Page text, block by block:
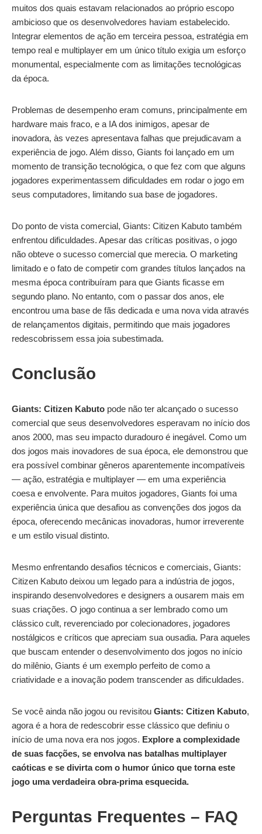
muitos dos quais estavam relacionados ao próprio escopo
ambicioso que os desenvolvedores haviam estabelecido.
Integrar elementos de ação em terceira pessoa, estratégia em
tempo real e multiplayer em um único título exigia um esforço
monumental, especialmente com as limitações tecnológicas
da época.
Problemas de desempenho eram comuns, principalmente em
hardware mais fraco, e a IA dos inimigos, apesar de
inovadora, às vezes apresentava falhas que prejudicavam a
experiência de jogo. Além disso, Giants foi lançado em um
momento de transição tecnológica, o que fez com que alguns
jogadores experimentassem dificuldades em rodar o jogo em
seus computadores, limitando sua base de jogadores.
Do ponto de vista comercial, Giants: Citizen Kabuto também
enfrentou dificuldades. Apesar das críticas positivas, o jogo
não obteve o sucesso comercial que merecia. O marketing
limitado e o fato de competir com grandes títulos lançados na
mesma época contribuíram para que Giants ficasse em
segundo plano. No entanto, com o passar dos anos, ele
encontrou uma base de fãs dedicada e uma nova vida através
de relançamentos digitais, permitindo que mais jogadores
redescobrissem essa joia subestimada.
Conclusão
Giants: Citizen Kabuto pode não ter alcançado o sucesso
comercial que seus desenvolvedores esperavam no início dos
anos 2000, mas seu impacto duradouro é inegável. Como um
dos jogos mais inovadores de sua época, ele demonstrou que
era possível combinar gêneros aparentemente incompatíveis
— ação, estratégia e multiplayer — em uma experiência
coesa e envolvente. Para muitos jogadores, Giants foi uma
experiência única que desafiou as convenções dos jogos da
época, oferecendo mecânicas inovadoras, humor irreverente
e um estilo visual distinto.
Mesmo enfrentando desafios técnicos e comerciais, Giants:
Citizen Kabuto deixou um legado para a indústria de jogos,
inspirando desenvolvedores e designers a ousarem mais em
suas criações. O jogo continua a ser lembrado como um
clássico cult, reverenciado por colecionadores, jogadores
nostálgicos e críticos que apreciam sua ousadia. Para aqueles
que buscam entender o desenvolvimento dos jogos no início
do milênio, Giants é um exemplo perfeito de como a
criatividade e a inovação podem transcender as dificuldades.
Se você ainda não jogou ou revisitou Giants: Citizen Kabuto,
agora é a hora de redescobrir esse clássico que definiu o
início de uma nova era nos jogos. Explore a complexidade
de suas facções, se envolva nas batalhas multiplayer
caóticas e se divirta com o humor único que torna este
jogo uma verdadeira obra-prima esquecida.
Perguntas Frequentes – FAQ